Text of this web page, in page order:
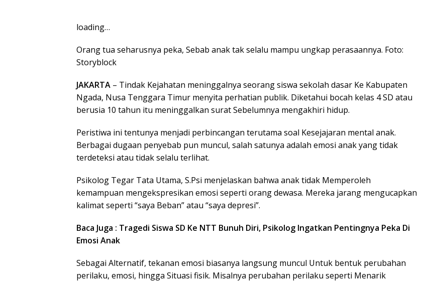
loading…
Orang tua seharusnya peka, Sebab anak tak selalu mampu ungkap perasaannya. Foto:
Storyblock
JAKARTA – Tindak Kejahatan meninggalnya seorang siswa sekolah dasar Ke Kabupaten
Ngada, Nusa Tenggara Timur menyita perhatian publik. Diketahui bocah kelas 4 SD atau
berusia 10 tahun itu meninggalkan surat Sebelumnya mengakhiri hidup.
Peristiwa ini tentunya menjadi perbincangan terutama soal Kesejajaran mental anak.
Berbagai dugaan penyebab pun muncul, salah satunya adalah emosi anak yang tidak
terdeteksi atau tidak selalu terlihat.
Psikolog Tegar Tata Utama, S.Psi menjelaskan bahwa anak tidak Memperoleh
kemampuan mengekspresikan emosi seperti orang dewasa. Mereka jarang mengucapkan
kalimat seperti “saya Beban” atau “saya depresi”.
Baca Juga : Tragedi Siswa SD Ke NTT Bunuh Diri, Psikolog Ingatkan Pentingnya Peka Di
Emosi Anak
Sebagai Alternatif, tekanan emosi biasanya langsung muncul Untuk bentuk perubahan
perilaku, emosi, hingga Situasi fisik. Misalnya perubahan perilaku seperti Menarik